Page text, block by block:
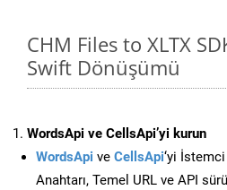
CHM Files to XLTX
Swift Dönüşümü
WordsApi ve CellsApi’yi kurun
WordsApi ve CellsApi‘yi
Anahtarı, Temel URL ve API